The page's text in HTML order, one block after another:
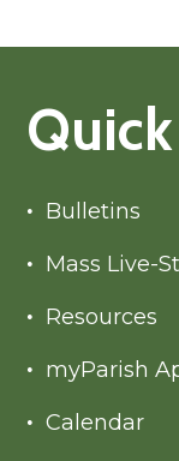
Bulletins
Mass Live-
Resources
myParish
Calendar